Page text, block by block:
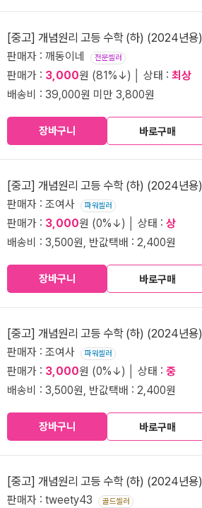
[중고] 개념원리 고등 수학 (하) (2024년용)
판매자 : 깨동이네 전문셀러
판매가 : 3,000원 (81%↓) │ 상태 : 최상
배송비 : 39,000원 미만 3,800원
장바구니 바로구매
[중고] 개념원리 고등 수학 (하) (2024년용)
판매자 : 조여사 파워셀러
판매가 : 3,000원 (0%↓) │ 상태 : 상
배송비 : 3,500원, 반값택배 : 2,400원
장바구니 바로구매
[중고] 개념원리 고등 수학 (하) (2024년용)
판매자 : 조여사 파워셀러
판매가 : 3,000원 (0%↓) │ 상태 : 중
배송비 : 3,500원, 반값택배 : 2,400원
장바구니 바로구매
[중고] 개념원리 고등 수학 (하) (2024년용)
판매자 : tweety43 골드셀러